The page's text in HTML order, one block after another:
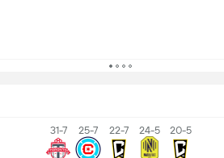
31-7 25-7 22-7 24-5 20-5